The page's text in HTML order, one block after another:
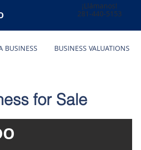
BUSINESS BUSINESS VALUATIONS
¡Llámanos!
281-440-5153
for Sale